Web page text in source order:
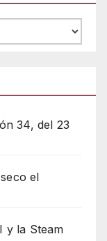
34, del 23
el
y la Steam